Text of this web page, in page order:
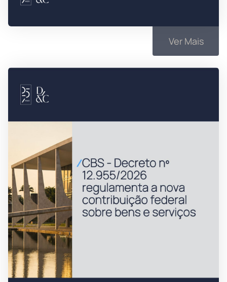
Ver Mais